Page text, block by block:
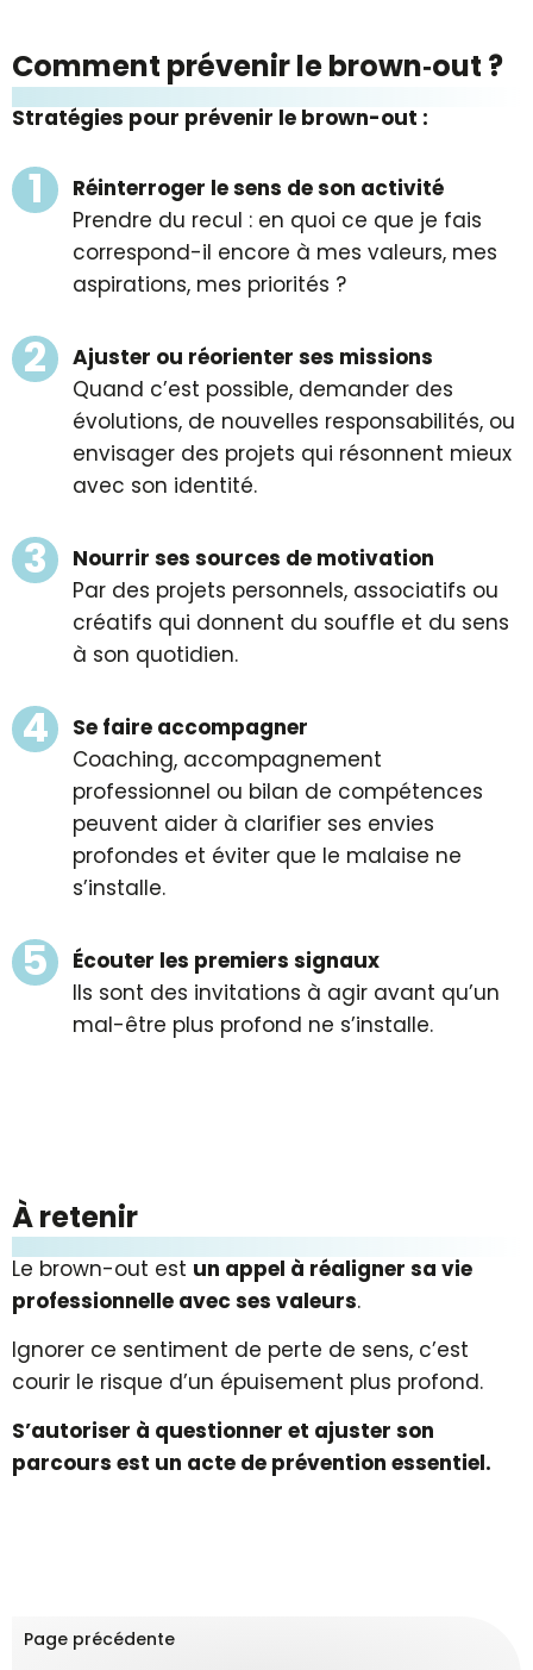
Comment prévenir le brown‑out ?
Stratégies pour prévenir le brown-out :
Réinterroger le sens de son activité
Prendre du recul : en quoi ce que je fais
correspond-il encore à mes valeurs, mes
aspirations, mes priorités ?
Ajuster ou réorienter ses missions
Quand c’est possible, demander des
évolutions, de nouvelles responsabilités, ou
envisager des projets qui résonnent mieux
avec son identité.
Nourrir ses sources de motivation
Par des projets personnels, associatifs ou
créatifs qui donnent du souffle et du sens
à son quotidien.
Se faire accompagner
Coaching, accompagnement
professionnel ou bilan de compétences
peuvent aider à clarifier ses envies
profondes et éviter que le malaise ne
s’installe.
Écouter les premiers signaux
Ils sont des invitations à agir avant qu’un
mal-être plus profond ne s’installe.
À retenir
Le brown-out est un appel à réaligner sa vie
professionnelle avec ses valeurs.
Ignorer ce sentiment de perte de sens, c’est
courir le risque d’un épuisement plus profond.
S’autoriser à questionner et ajuster son
parcours est un acte de prévention essentiel.
Page précédente